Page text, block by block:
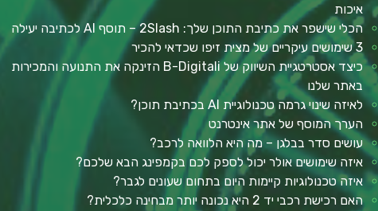
איכות
הכלי שישפר את כתיבת התוכן שלך: 2Slash – תוסף AI לכתיבה יעילה
3 שימושים עיקריים של מצית זיפו שכדאי להכיר
כיצד אסטרטגיית השיווק של B-Digitali הזינקה את התנועה והמכירות
באתר שלנו
לאיזה שינוי גרמה טכנולוגיית AI בכתיבת תוכן?
הערך המוסף של אתר אינטרנט
עושים סדר בבלגן – מה היא הלוואה לרכב?
איזה שימושים אולר יכול לספק לכם בקמפינג הבא שלכם?
איזה טכנולוגיות קיימות היום בתחום שעונים לגבר?
האם רכישת רכבי יד 2 היא נכונה יותר מבחינה כלכלית?